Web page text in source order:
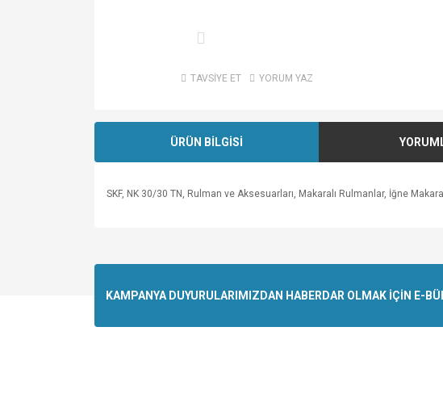
TAVSİYE ET YORUM YAZ
ÜRÜN BİLGİSİ
SKF, NK 30/30 TN, Rulman ve Aksesuarları, Makaralı Rulmanlar, İğne
Ürün resmi kalitesiz, bozuk veya görüntülenemiyor.
KAMPANYA DUYURULARIMIZDAN HABERDAR OLMAK İÇİN E-